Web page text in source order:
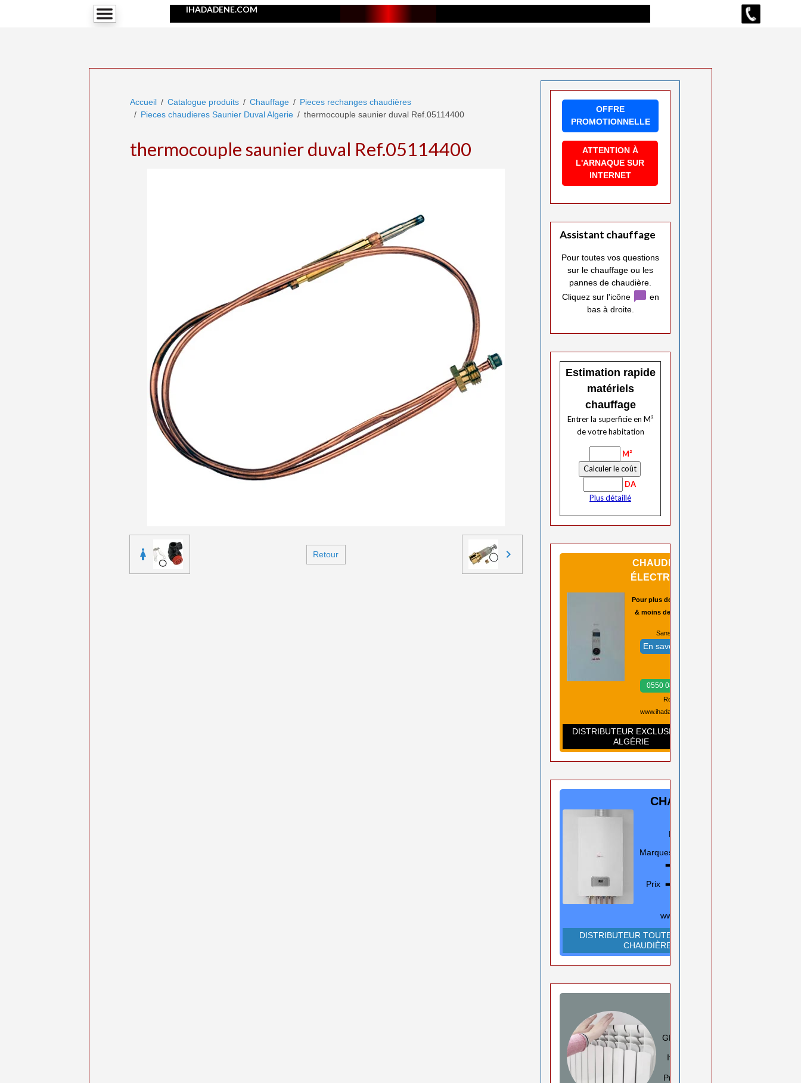
IHADADENE.COM
Accueil Catalogue produits Chauffage
Pieces rechanges chaudières
Pieces chaudieres Saunier Duval Algerie
thermocouple saunier duval Ref.05114400
thermocouple saunier duval Ref.05114400
Retour
OFFRE
PROMOTIONNELLE
ATTENTION À
L'ARNAQUE SUR
INTERNET
Assistant chauffage
Pour toutes vos questions
sur le chauffage ou les
pannes de chaudière.
Cliquez sur l'icône
chat_bubble en
bas à droite.
Estimation rapide
matériels
chauffage
Entrer la superficie en M²
de votre habitation
M²
DA
Plus détaillé
CHAUDIÈRES
ÉLECTRIQUES
Pour plus de sécurité
& moins de pannes
Sans CO2 ➡️
En savoir plus
0550 08 11 52
Rouiba Alger
www.ihadadene.com
DISTRIBUTEUR EXCLUSIF EN
ALGÉRIE
CHAUDIÈRES
Murale/Sol
Marques
➡️
Prix ➡️
www.ihadadene.com
DISTRIBUTEUR TOUTES MARQUES
CHAUDIÈRES
GLOBAL/FARAL/HELYOS
Italie
Prix ➡️